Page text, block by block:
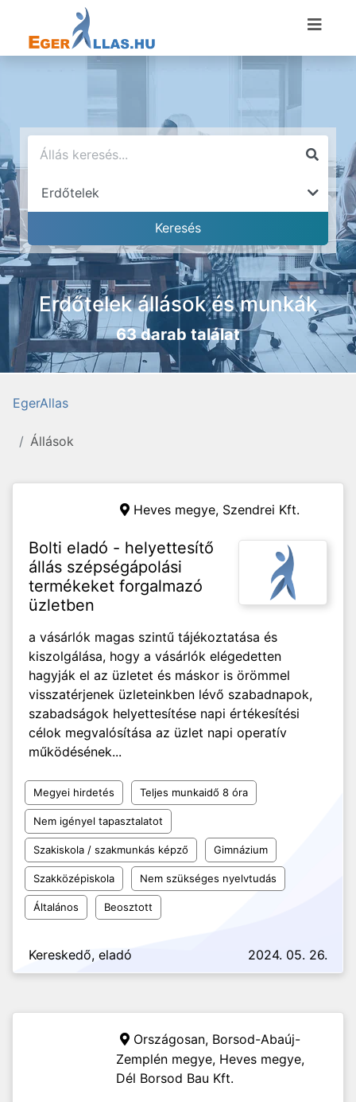
Erdőtelek állások és munkák
63 darab találat
EgerAllas
Állások
Heves megye, Szendrei Kft.
Bolti eladó - helyettesítő
állás szépségápolási
termékeket forgalmazó
üzletben
a vásárlók magas szintű tájékoztatása és
kiszolgálása, hogy a vásárlók elégedetten
hagyják el az üzletet és máskor is örömmel
visszatérjenek üzleteinkben lévő szabadnapok,
szabadságok helyettesítése napi értékesítési
célok megvalósítása az üzlet napi operatív
működésének...
Megyei hirdetés Teljes munkaidő 8 óra
Nem igényel tapasztalatot
Szakiskola / szakmunkás képző Gimnázium
Szakközépiskola Nem szükséges nyelvtudás
Általános Beosztott
Kereskedő, eladó 2024. 05. 26.
Országosan, Borsod-Abaúj-
Zemplén megye, Heves megye,
Dél Borsod Bau Kft.